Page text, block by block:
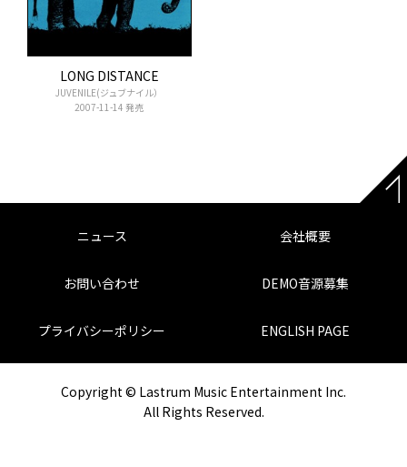
ENGLISH PAGE
LONG DISTANCE
JUVENILE(ジュブナイル）
2007-11-14 発売
ニュース 会社概要
お問い合わせ DEMO音源募集
プライバシーポリシー ENGLISH PAGE
Copyright © Lastrum Music Entertainment Inc.
All Rights Reserved.